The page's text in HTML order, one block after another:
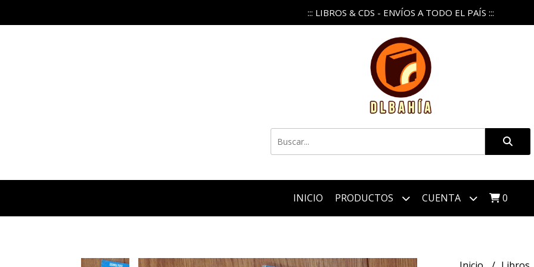
::: LIBROS & CDS - ENVÍOS A TODO EL PAÍS :::
INICIO PRODUCTOS CUENTA 0